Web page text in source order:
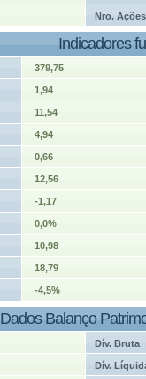
Nro. Ações
Indicadores
379,75
1,94
11,54
4,94
0,66
12,56
-1,17
0,0%
10,98
18,79
-4,5%
Dados Balanço
Dív. Bruta
Dív.